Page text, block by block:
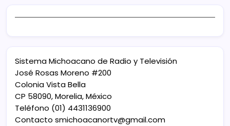
Sistema Michoacano de Radio y Televisión
José Rosas Moreno #200
Colonia Vista Bella
CP 58090, Morelia, México
Teléfono (01) 4431136900
Contacto smichoacanortv@gmail.com